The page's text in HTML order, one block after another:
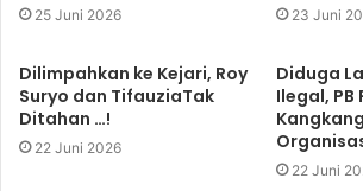
25 Juni 2026 23 Juni
Dilimpahkan ke Kejari, Roy
Suryo dan TifauziaTak
Ditahan …!
22 Juni 2026
Diduga
Ilegal, PB
22 Juni